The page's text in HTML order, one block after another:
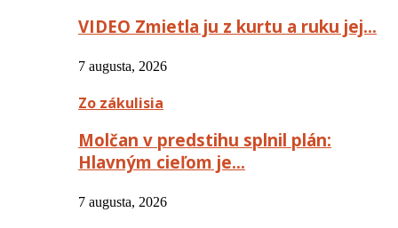
VIDEO Zmietla ju z kurtu a ruku jej…
7 augusta, 2026
Zo zákulisia
Molčan v predstihu splnil plán:
Hlavným cieľom je…
7 augusta, 2026